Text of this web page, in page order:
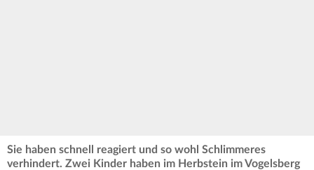
Sie haben schnell reagiert und so wohl Schlimmeres
verhindert. Zwei Kinder haben im Herbstein im Vogelsberg